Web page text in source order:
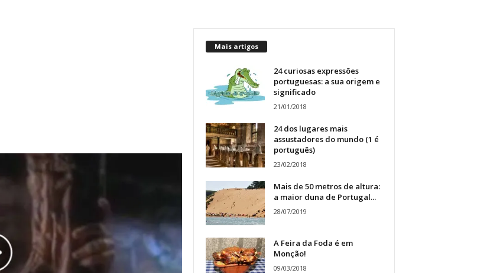
Mais artigos
24 curiosas expressões
portuguesas: a sua origem e
significado
21/01/2018
24 dos lugares mais
assustadores do mundo (1 é
português)
23/02/2018
Mais de 50 metros de altura:
a maior duna de Portugal...
28/07/2019
A Feira da Foda é em
Monção!
09/03/2018